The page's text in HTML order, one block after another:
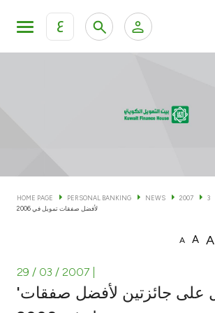
ع
KFH Online Corporate Banking Services
Cards
Banking Tiers
Investment
HOME PAGE PERSONAL BANKING NEWS 2007 3
لأفضل صفقات تمويل في 2006
A A A
29 / 03 / 2007
'بيتك' يحصل على جائزتين لأفضل صفقات